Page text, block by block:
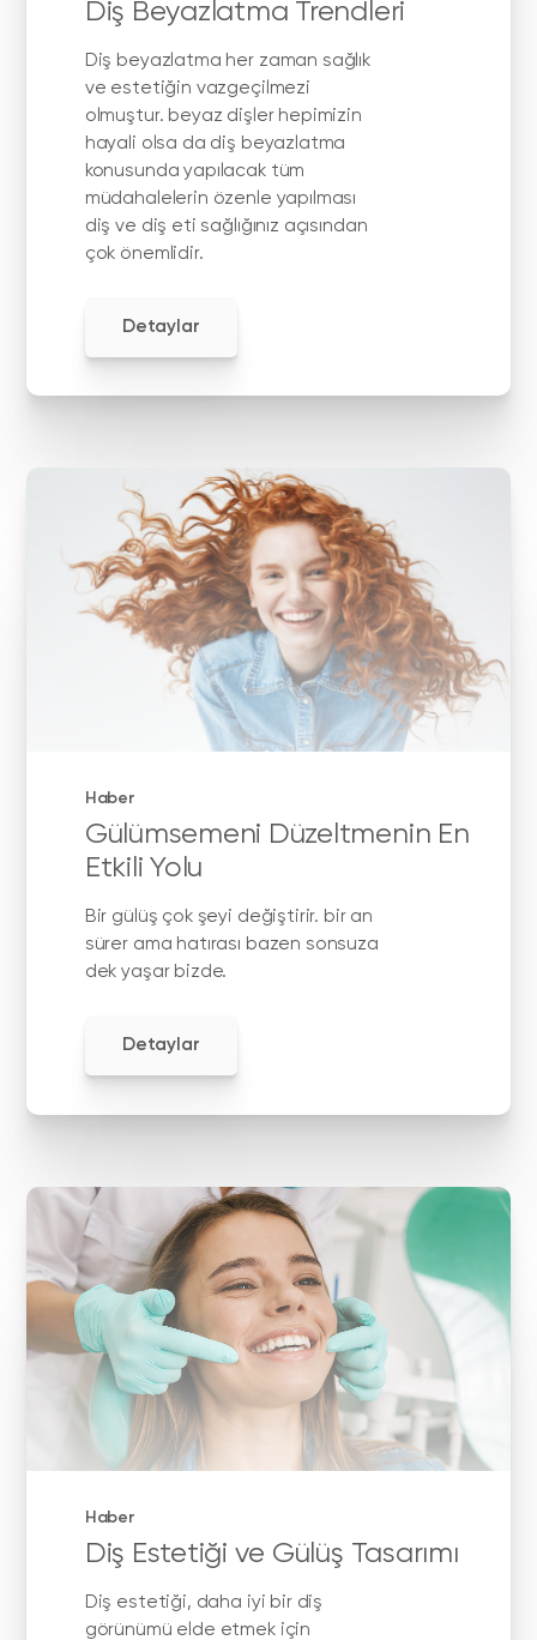
Diş Beyazlatma Trendleri
Diş beyazlatma her zaman sağlık
ve estetiğin vazgeçilmezi
olmuştur. beyaz dişler hepimizin
hayali olsa da diş beyazlatma
konusunda yapılacak tüm
müdahalelerin özenle yapılması
diş ve diş eti sağlığınız açısından
çok önemlidir.
Detaylar
Haber
Gülümsemeni Düzeltmenin En
Etkili Yolu
Bir gülüş çok şeyi değiştirir. bir an
sürer ama hatırası bazen sonsuza
dek yaşar bizde.
Detaylar
Haber
Diş Estetiği ve Gülüş Tasarımı
Diş estetiği, daha iyi bir diş
görünümü elde etmek için